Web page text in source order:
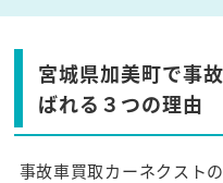
宮城県加美町で事
ばれる３つの理由
事故車買取カーネクスト